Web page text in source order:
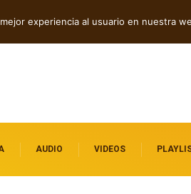
AUDIO VIDEOS
experiencia al usuario en nuestra